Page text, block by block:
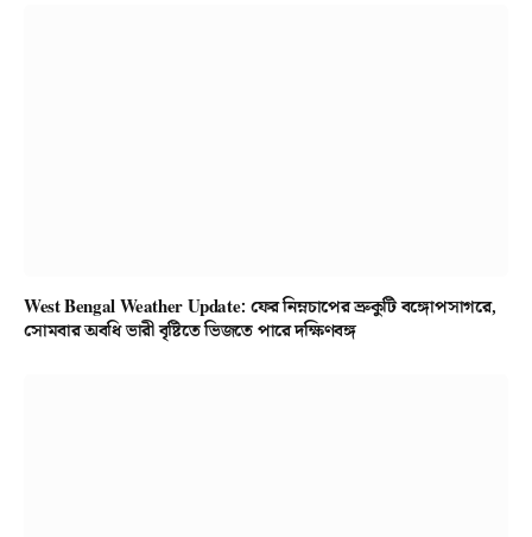
West Bengal Weather Update: ফের নিম্নচাপের ভ্রুকুটি বঙ্গোপসাগরে,
সোমবার অবধি ভারী বৃষ্টিতে ভিজতে পারে দক্ষিণবঙ্গ